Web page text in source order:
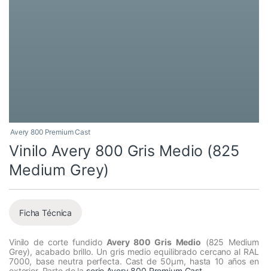
Avery 800 Premium Cast
Vinilo Avery 800 Gris Medio (825
Medium Grey)
Ficha Técnica
Vinilo de corte fundido Avery 800 Gris Medio (825 Medium
Grey), acabado brillo. Un gris medio equilibrado cercano al RAL
7000, base neutra perfecta. Cast de 50µm, hasta 10 años en